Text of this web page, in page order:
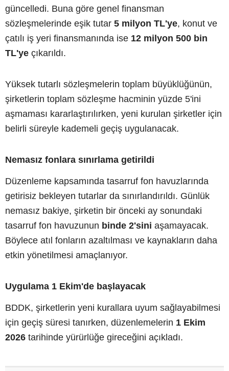
güncelledi. Buna göre genel finansman
sözleşmelerinde eşik tutar 5 milyon TL'ye, konut ve
çatılı iş yeri finansmanında ise 12 milyon 500 bin
TL'ye çıkarıldı.
Yüksek tutarlı sözleşmelerin toplam büyüklüğünün,
şirketlerin toplam sözleşme hacminin yüzde 5'ini
aşmaması kararlaştırılırken, yeni kurulan şirketler için
belirli süreyle kademeli geçiş uygulanacak.
Nemasız fonlara sınırlama getirildi
Düzenleme kapsamında tasarruf fon havuzlarında
getirisiz bekleyen tutarlar da sınırlandırıldı. Günlük
nemasız bakiye, şirketin bir önceki ay sonundaki
tasarruf fon havuzunun binde 2'sini aşamayacak.
Böylece atıl fonların azaltılması ve kaynakların daha
etkin yönetilmesi amaçlanıyor.
Uygulama 1 Ekim'de başlayacak
BDDK, şirketlerin yeni kurallara uyum sağlayabilmesi
için geçiş süresi tanırken, düzenlemelerin 1 Ekim
2026 tarihinde yürürlüğe gireceğini açıkladı.